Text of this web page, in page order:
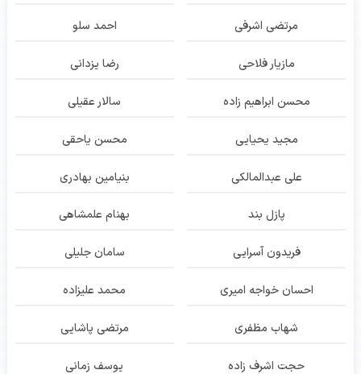
مرتضی اشرفی احمد سلو
مازیار فلاحی رضا یزدانی
محسن ابراهیم زاده سالار عقیلی
مجید یحیایی محسن یاحقی
علی عبدالمالکی بنیامین بهادری
پازل بند بهنام علمشاهی
فریدون آسرایی سامان جلیلی
احسان خواجه امیری محمد علیزاده
شهاب مظفری مرتضی پاشایی
حجت اشرف زاده یوسف زمانی